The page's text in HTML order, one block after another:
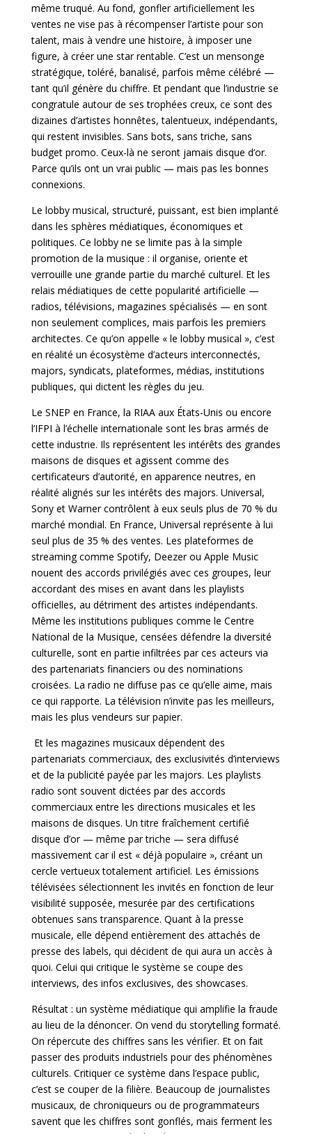
même truqué. Au fond, gonfler artificiellement les
ventes ne vise pas à récompenser l’artiste pour son
talent, mais à vendre une histoire, à imposer une
figure, à créer une star rentable. C’est un mensonge
stratégique, toléré, banalisé, parfois même célébré —
tant qu’il génère du chiffre. Et pendant que l’industrie se
congratule autour de ses trophées creux, ce sont des
dizaines d’artistes honnêtes, talentueux, indépendants,
qui restent invisibles. Sans bots, sans triche, sans
budget promo. Ceux-là ne seront jamais disque d’or.
Parce qu’ils ont un vrai public — mais pas les bonnes
connexions.
Le lobby musical, structuré, puissant, est bien implanté
dans les sphères médiatiques, économiques et
politiques. Ce lobby ne se limite pas à la simple
promotion de la musique : il organise, oriente et
verrouille une grande partie du marché culturel. Et les
relais médiatiques de cette popularité artificielle —
radios, télévisions, magazines spécialisés — en sont
non seulement complices, mais parfois les premiers
architectes. Ce qu’on appelle « le lobby musical », c’est
en réalité un écosystème d’acteurs interconnectés,
majors, syndicats, plateformes, médias, institutions
publiques, qui dictent les règles du jeu.
Le SNEP en France, la RIAA aux États-Unis ou encore
l’IFPI à l’échelle internationale sont les bras armés de
cette industrie. Ils représentent les intérêts des grandes
maisons de disques et agissent comme des
certificateurs d’autorité, en apparence neutres, en
réalité alignés sur les intérêts des majors. Universal,
Sony et Warner contrôlent à eux seuls plus de 70 % du
marché mondial. En France, Universal représente à lui
seul plus de 35 % des ventes. Les plateformes de
streaming comme Spotify, Deezer ou Apple Music
nouent des accords privilégiés avec ces groupes, leur
accordant des mises en avant dans les playlists
officielles, au détriment des artistes indépendants.
Même les institutions publiques comme le Centre
National de la Musique, censées défendre la diversité
culturelle, sont en partie infiltrées par ces acteurs via
des partenariats financiers ou des nominations
croisées. La radio ne diffuse pas ce qu’elle aime, mais
ce qui rapporte. La télévision n’invite pas les meilleurs,
mais les plus vendeurs sur papier.
Et les magazines musicaux dépendent des
partenariats commerciaux, des exclusivités d’interviews
et de la publicité payée par les majors. Les playlists
radio sont souvent dictées par des accords
commerciaux entre les directions musicales et les
maisons de disques. Un titre fraîchement certifié
disque d’or — même par triche — sera diffusé
massivement car il est « déjà populaire », créant un
cercle vertueux totalement artificiel. Les émissions
télévisées sélectionnent les invités en fonction de leur
visibilité supposée, mesurée par des certifications
obtenues sans transparence. Quant à la presse
musicale, elle dépend entièrement des attachés de
presse des labels, qui décident de qui aura un accès à
quoi. Celui qui critique le système se coupe des
interviews, des infos exclusives, des showcases.
Résultat : un système médiatique qui amplifie la fraude
au lieu de la dénoncer. On vend du storytelling formaté.
On répercute des chiffres sans les vérifier. Et on fait
passer des produits industriels pour des phénomènes
culturels. Critiquer ce système dans l’espace public,
c’est se couper de la filière. Beaucoup de journalistes
musicaux, de chroniqueurs ou de programmateurs
savent que les chiffres sont gonflés, mais ferment les